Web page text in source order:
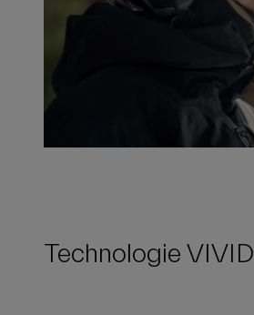
Technologie VIVID